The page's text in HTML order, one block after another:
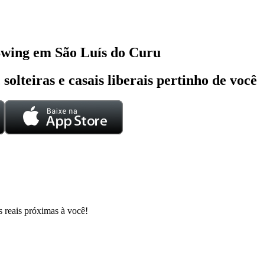
em São Luís do Curu
e casais liberais pertinho de você
reais próximas à você!